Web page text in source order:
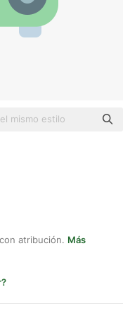
atribución. Más